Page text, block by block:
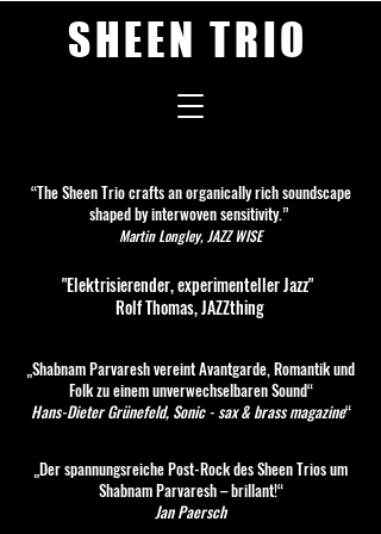
SHEEN TRIO
“The Sheen Trio crafts an organically rich soundscape
shaped by interwoven sensitivity.”
Martin Longley, JAZZ WISE
"Elektrisierender, experimenteller Jazz"
Rolf Thomas, JAZZthing
„Shabnam Parvaresh vereint Avantgarde, Romantik und
Folk zu einem unverwechselbaren Sound“
Hans-Dieter Grünefeld, Sonic - sax & brass magazine“
„Der spannungsreiche Post-Rock des Sheen Trios um
Shabnam Parvaresh – brillant!“
Jan Paersch